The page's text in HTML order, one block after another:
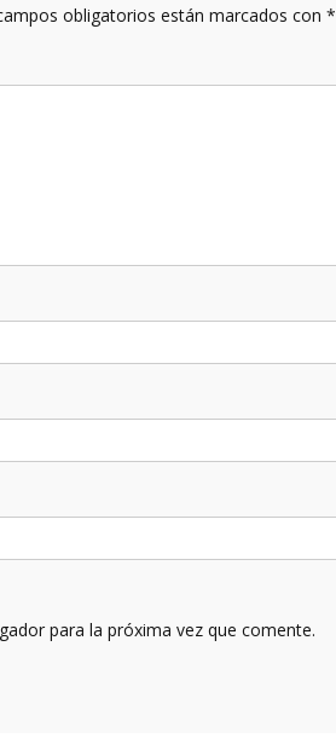
obligatorios están marcados con *
para la próxima vez que comente.